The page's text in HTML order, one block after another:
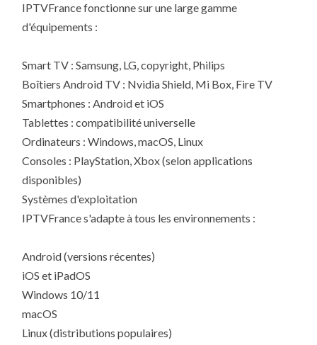
IPTVFrance fonctionne sur une large gamme
d'équipements :
Smart TV : Samsung, LG, copyright, Philips
Boîtiers Android TV : Nvidia Shield, Mi Box, Fire TV
Smartphones : Android et iOS
Tablettes : compatibilité universelle
Ordinateurs : Windows, macOS, Linux
Consoles : PlayStation, Xbox (selon applications
disponibles)
Systèmes d'exploitation
IPTVFrance s'adapte à tous les environnements :
Android (versions récentes)
iOS et iPadOS
Windows 10/11
macOS
Linux (distributions populaires)